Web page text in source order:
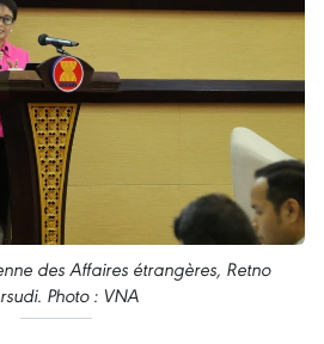
des Affaires étrangères, Retno
Photo : VNA